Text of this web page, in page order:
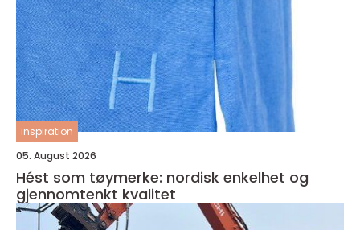
inspiration
05. August 2026
Hést som tøymerke: nordisk enkelhet og
gjennomtenkt kvalitet